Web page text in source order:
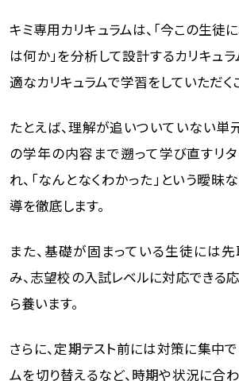
キミ専用カリキュラムは、「今この生
は何か」を分析して設計するカリキュ
適なカリキュラムで学習をしていただく
たとえば、理解が追いついていない単
の学年の内容まで遡って学び直すリ
れ、「なんとなくわかった」という曖
導を徹底します。
また、基礎が固まっている生徒には
み、志望校の入試レベルに対応できる
ら養います。
さらに、定期テスト前には対策に集中
ムを切り替えるなど、時期や状況に合